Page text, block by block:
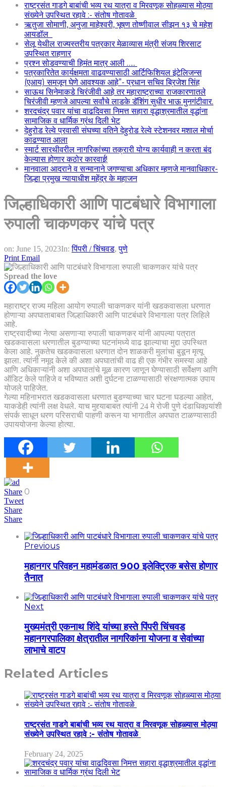
राष्ट्रसंत गाडगे बाबांची भव्य रथ यात्रा व मिरवणूक सोहळ्यास मोठ्या
संख्येने उपस्थित रहावे :- संतोष गोतावळे
ऋतुजा सोमाणी, अनुजा माहेश्वरी, भूषण तोष्णीवाल सीझन १३ चे महेश
आयडॉल
सेलू येथील राज्यस्तरीय पत्रकार मेळाव्यास मंत्री संजय शिरसाट
उपस्थित राहणार
प्रश्न सोडवण्याची हिमंत मात्र आली …..
पत्रकारितेत कार्यक्षमता वाढवण्यासाठी आर्टिफिशियल इंटेलिजन्स
(एआय) समजून घेणे आवश्यक आहे”- प्रधान सचिव ब्रिजेश सिंह
साऊथ सिनेमाकडे चिरंजीवी आहे तर महाराष्ट्राच्या राजकारणातले
चिरंजीवी म्हणजे आपल्या सर्वांचे लाडके डॅशिंग सुधीर भाऊ मुनगंटीवार.
शरदचंद्र पवार यांचा वाढदिवसा निमत्त सहारा वृद्धाश्रमातील वृद्धांना
सामाजिक व धार्मिक ग्रंथ दिली भेट
देहुरोड रेल्वे प्रवासी संघच्या वतिने देहुरोड रेल्वे स्टेशनवर मशाल मोर्चा
काढण्यात आला
स्मार्ट सारथीवरील नागरिकांच्या तक्रारी योग्य कार्यवाही न करता बंद
केल्यास होणार कठोर कारवाई!
मानवाला आदराने व सन्मानाने जगण्याचा अधिकार म्हणजे मानवाधिकार-
जिल्हा प्रमुख न्यायाधीश महेंद्र के महाजन
जिल्हाधिकारी आणि पाटबंधारे विभागाला
रुपाली चाकणकर यांचे पत्र
on: June 15, 2023In:पिंपरी / चिंचवड,पुणे
Print Email
Spread the love
महाराष्ट्र राज्य महिला आयोग रुपाली चाकणकर यांनी खडकवासला धरणात
होणाऱ्या अपघाताबाबत जिल्हाधिकारी आणि पाटबंधारे विभागाला पत्र लिहिले
आहे.
राष्ट्रवादीच्या नेत्या असणाऱ्या रुपाली चाकणकर यांनी आपल्या पत्रात
खडकवासला धरणातील बुडण्याच्या घटनांमध्ये वाढ झाल्याचा मुद्दा उपस्थित
केला आहे. नुकतेच खडकवासला धरणात दोन शाळकरी मुलांचा बुडून मृत्यू
झाला. त्यांनी नमूद केले की अशा अपघातांची वाढ ही एक गंभीर समस्या आहे
आणि अधिकाऱ्यांनी अशा अपघातांचे मूळ कारण जाणून घेण्यासाठी सर्वेक्षण आणि
ऑडिट केले पाहिजे व भविष्यात अशी दुर्घटना टाळण्यासाठी संरक्षणात्मक उपाय
योजले पाहिजेत.
गेल्या महिनाभरात खडकवासला धरणात बुडण्याच्या चार घटना घडल्या आहेत,
याकडेही त्यांनी लक्ष वेधले. याच मुद्द्याबाबत त्यांनी 24 मे रोजी पुणे दंडाधिकार्‍यांशी
संपर्क साधून धरण परिसराची पाहणी करून या भागातील अपघात टाळण्यासाठी
उपाययोजना केल्या होत्या.
Share 0
Tweet
Share
Share
Previous
महानगर परिवहन महामंडळात 900 इलेक्ट्रिक बसेस होणार
तैनात
Next
मुख्यमंत्री एकनाथ शिंदे यांच्या हस्ते पिंपरी चिंचवड
महानगरपालिका क्षेत्रातील नागरिकांना योजना व सेवांच्या
लाभाचे वाटप
Related Articles
राष्ट्रसंत गाडगे बाबांची भव्य रथ यात्रा व मिरवणूक सोहळ्यास मोठ्या
संख्येने उपस्थित रहावे :- संतोष गोतावळे
February 24, 2025